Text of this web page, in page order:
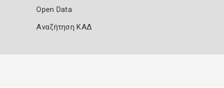
Open Data
Αναζήτηση ΚΑΔ